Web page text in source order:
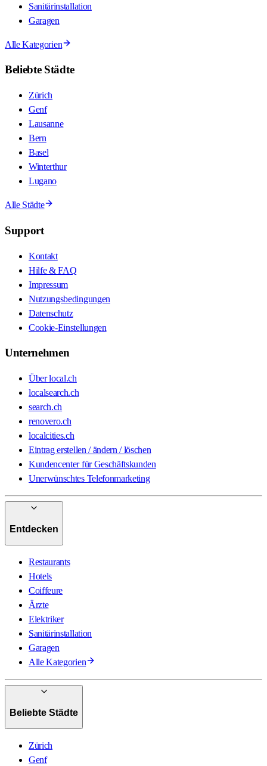
Sanitärinstallation
Garagen
Alle Kategorien
Beliebte Städte
Zürich
Genf
Lausanne
Bern
Basel
Winterthur
Lugano
Alle Städte
Support
Kontakt
Hilfe & FAQ
Impressum
Nutzungsbedingungen
Datenschutz
Cookie-Einstellungen
Unternehmen
Über local.ch
localsearch.ch
search.ch
renovero.ch
localcities.ch
Eintrag erstellen / ändern / löschen
Kundencenter für Geschäftskunden
Unerwünschtes Telefonmarketing
Entdecken
Restaurants
Hotels
Coiffeure
Ärzte
Elektriker
Sanitärinstallation
Garagen
Alle Kategorien
Beliebte Städte
Zürich
Genf